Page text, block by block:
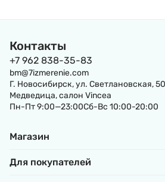
Контакты
+7 962 838-35-83
bm@7izmerenie.com
Г. Новосибирск, ул. Светлановская,
Медведица, салон Vincea
Пн-Пт 9:00—23:00Сб-Вс 10:00-20:00
Магазин
Для покупателей